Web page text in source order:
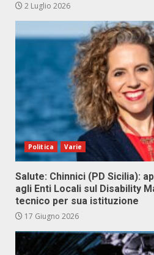
2 Luglio 2026
Politica Varie
Salute: Chinnici (PD Sicilia):
agli Enti Locali sul Disability
tecnico per sua istituzione
17 Giugno 2026